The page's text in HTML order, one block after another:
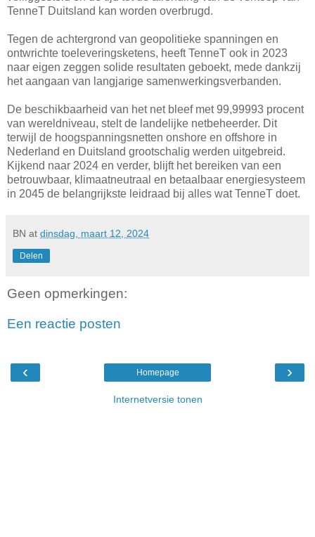
TenneT Duitsland kan worden overbrugd.
Tegen de achtergrond van geopolitieke spanningen en
ontwrichte toeleveringsketens, heeft TenneT ook in 2023
naar eigen zeggen solide resultaten geboekt, mede dankzij
het aangaan van langjarige samenwerkingsverbanden.
De beschikbaarheid van het net bleef met 99,99993 procent
van wereldniveau, stelt de landelijke netbeheerder. Dit
terwijl de hoogspanningsnetten onshore en offshore in
Nederland en Duitsland grootschalig werden uitgebreid.
Kijkend naar 2024 en verder, blijft het bereiken van een
betrouwbaar, klimaatneutraal en betaalbaar energiesysteem
in 2045 de belangrijkste leidraad bij alles wat TenneT doet.
BN at dinsdag, maart 12, 2024
Delen
Geen opmerkingen:
Een reactie posten
‹ ›
Homepage
Internetversie tonen